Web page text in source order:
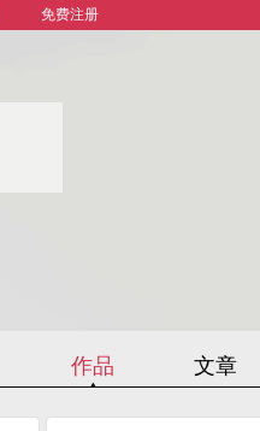
免费注册
作品 文章